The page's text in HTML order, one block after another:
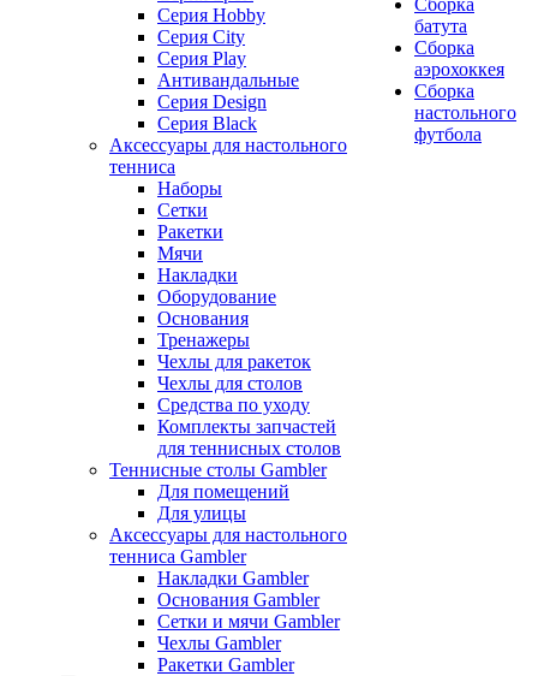
Серия Hobby
Серия City
Серия Play
Антивандальные
Серия Design
Серия Black
Аксессуары для настольного
тенниса
Наборы
Сетки
Ракетки
Мячи
Накладки
Оборудование
Основания
Тренажеры
Чехлы для ракеток
Чехлы для столов
Средства по уходу
Комплекты запчастей
для теннисных столов
Теннисные столы Gambler
Для помещений
Для улицы
Аксессуары для настольного
тенниса Gambler
Накладки Gambler
Основания Gambler
Сетки и мячи Gambler
Чехлы Gambler
Ракетки Gambler
Сборка
батута
Сборка
аэрохоккея
Сборка
настольного
футбола